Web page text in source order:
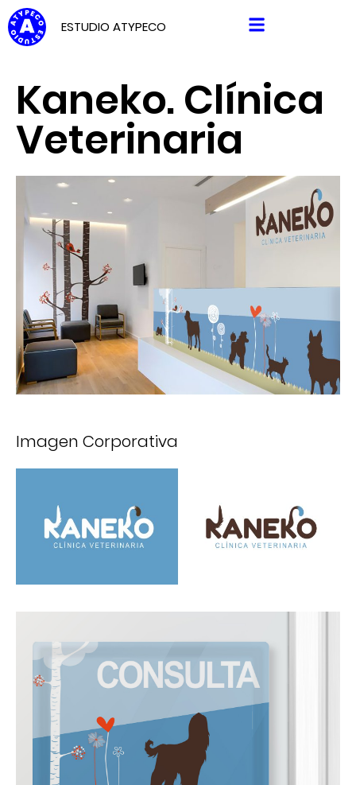
ESTUDIO ATYPECO
Kaneko. Clínica
Veterinaria
Imagen Corporativa